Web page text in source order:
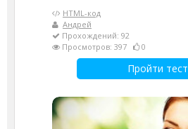
HTML-код
Андрей
Прохождений: 92
Просмотров: 397
0
Пройти тест